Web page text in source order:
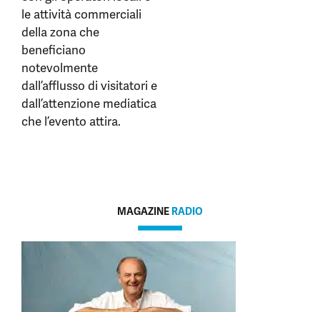
le attività commerciali
della zona che
beneficiano
notevolmente
dall’afflusso di visitatori e
dall’attenzione mediatica
che l’evento attira.
MAGAZINE RADIO